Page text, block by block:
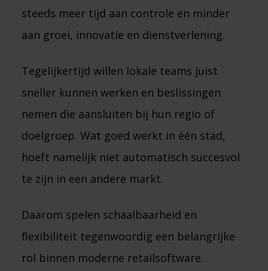
steeds meer tijd aan controle en minder
aan groei, innovatie en dienstverlening.
Tegelijkertijd willen lokale teams juist
sneller kunnen werken en beslissingen
nemen die aansluiten bij hun regio of
doelgroep. Wat goed werkt in één stad,
hoeft namelijk niet automatisch succesvol
te zijn in een andere markt.
Daarom spelen schaalbaarheid en
flexibiliteit tegenwoordig een belangrijke
rol binnen moderne retailsoftware.